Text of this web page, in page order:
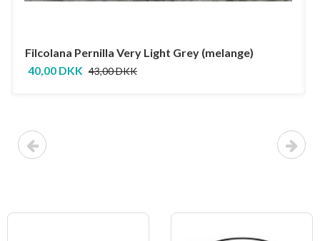
Filcolana Pernilla Very Light Grey (melange)
40,00 DKK 43,00 DKK